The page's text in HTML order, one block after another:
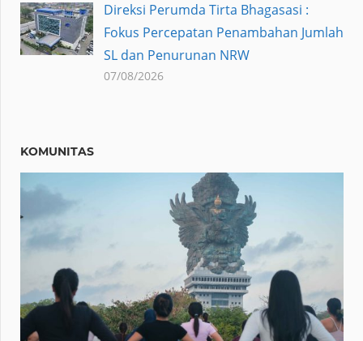
Direksi Perumda Tirta Bhagasasi :
Fokus Percepatan Penambahan Jumlah
SL dan Penurunan NRW
07/08/2026
KOMUNITAS